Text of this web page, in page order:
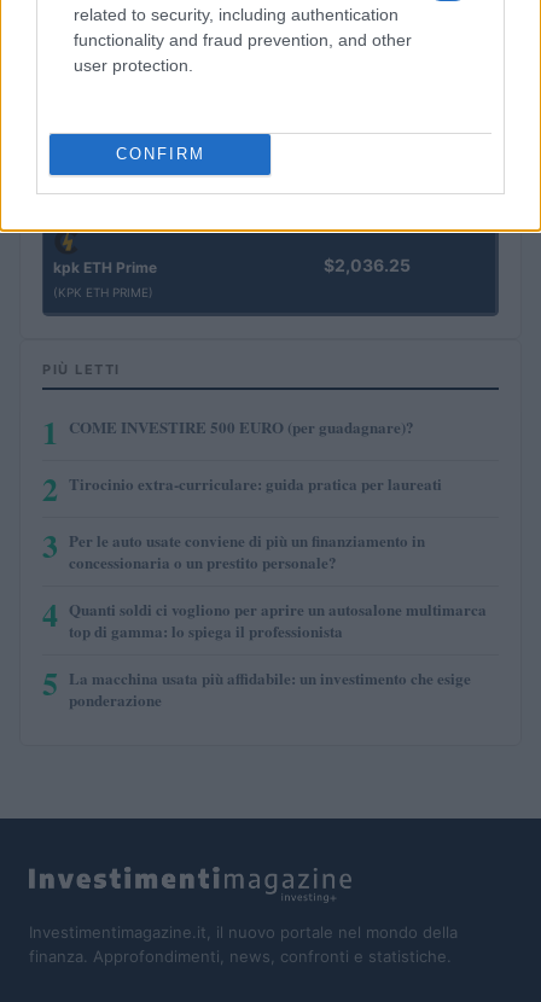
related to security, including authentication
functionality and fraud prevention, and other
user protection.
CONFIRM
FibSwap DEX
TruFin Staked APT
(TRUAPT)
kpk ETH Prime
(KPK ETH PRIME)
$2,036.25
PIÙ LETTI
1 COME INVESTIRE 500 EURO (per guadagnare)?
2 Tirocinio extra-curriculare: guida pratica per laureati
3 Per le auto usate conviene di più un finanziamento in
concessionaria o un prestito personale?
4 Quanti soldi ci vogliono per aprire un autosalone multimarca
top di gamma: lo spiega il professionista
5 La macchina usata più affidabile: un investimento che esige
ponderazione
Investimentimagazine.it, il nuovo portale nel mondo della
finanza. Approfondimenti, news, confronti e statistiche.